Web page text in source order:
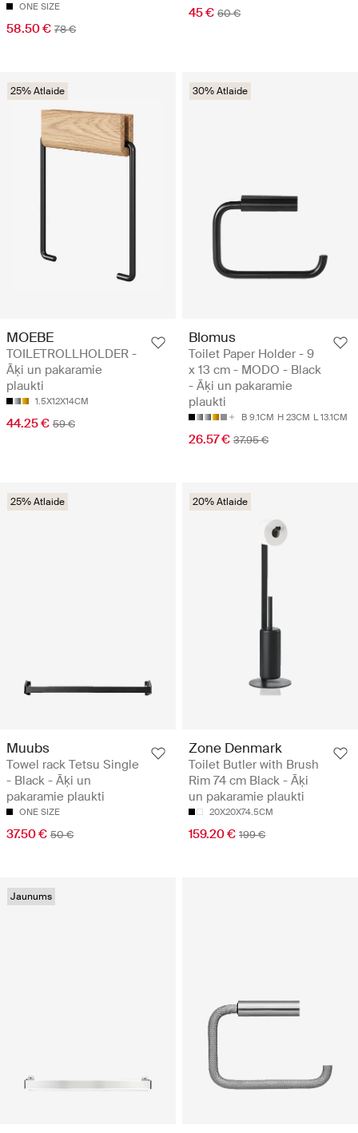
ONE SIZE
58.50 € 78 €
45 € 60 €
25% Atlaide
MOEBE
TOILETROLLHOLDER -
Āķi un pakaramie
plaukti
1.5X12X14CM
44.25 € 59 €
30% Atlaide
Blomus
Toilet Paper Holder - 9
x 13 cm - MODO - Black
- Āķi un pakaramie
plaukti
B 9.1CM H 23CM L 13.1CM
26.57 € 37.95 €
25% Atlaide
Muubs
Towel rack Tetsu Single
- Black - Āķi un
pakaramie plaukti
ONE SIZE
37.50 € 50 €
20% Atlaide
Zone Denmark
Toilet Butler with Brush
Rim 74 cm Black - Āķi
un pakaramie plaukti
20X20X74.5CM
159.20 € 199 €
Jaunums